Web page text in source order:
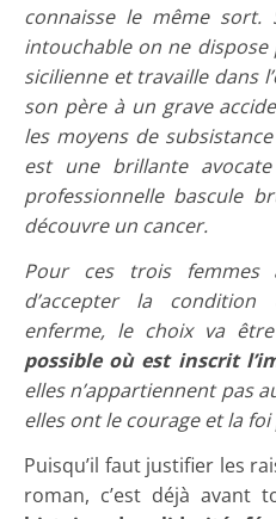
connaisse le même sort.
intouchable on ne dispose
sicilienne et travaille dans
son père à un grave
les moyens de
est une brillante
professionnelle bascule
découvre un cancer.
Pour ces trois femmes
d’accepter la
enferme, le choix va
possible où est inscrit
elles n’appartiennent pas
elles ont le courage et la
Puisqu’il faut justifier les
roman, c’est déjà avant